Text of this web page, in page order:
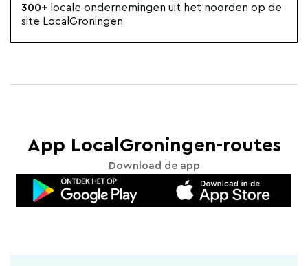
300+ locale ondernemingen uit het noorden op de
site LocalGroningen
App LocalGroningen-routes
Download de app